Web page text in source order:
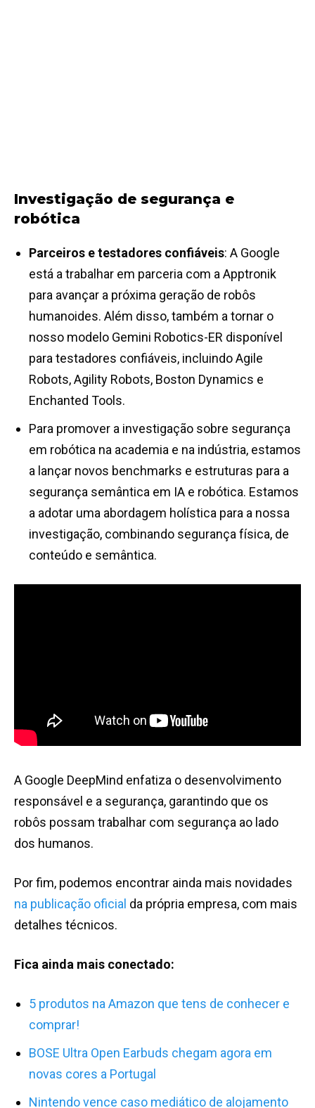
Investigação de segurança e
robótica
Parceiros e testadores confiáveis: A Google
está a trabalhar em parceria com a Apptronik
para avançar a próxima geração de robôs
humanoides. Além disso, também a tornar o
nosso modelo Gemini Robotics-ER disponível
para testadores confiáveis, incluindo Agile
Robots, Agility Robots, Boston Dynamics e
Enchanted Tools.
Para promover a investigação sobre segurança
em robótica na academia e na indústria, estamos
a lançar novos benchmarks e estruturas para a
segurança semântica em IA e robótica. Estamos
a adotar uma abordagem holística para a nossa
investigação, combinando segurança física, de
conteúdo e semântica.
A Google DeepMind enfatiza o desenvolvimento
responsável e a segurança, garantindo que os
robôs possam trabalhar com segurança ao lado
dos humanos.
Por fim, podemos encontrar ainda mais novidades
na publicação oficial da própria empresa, com mais
detalhes técnicos.
Fica ainda mais conectado:
5 produtos na Amazon que tens de conhecer e
comprar!
BOSE Ultra Open Earbuds chegam agora em
novas cores a Portugal
Nintendo vence caso mediático de alojamento